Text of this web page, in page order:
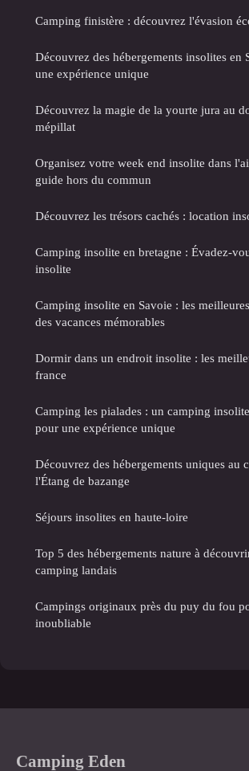
Camping finistère : découvrez l'évasion
Découvrez des hébergements insolites en
une expérience unique
Découvrez la magie de la yourte jura au
mépillat
Organisez votre week end insolite dans
guide hors du commun
Découvrez les trésors cachés : location
Camping insolite en bretagne : Évadez-
insolite
Camping insolite en Savoie : les
des vacances mémorables
Dormir dans un endroit insolite : les
france
Camping les pialades : un camping
pour une expérience unique
Découvrez des hébergements uniques au
l'Étang de bazange
Séjours insolites en haute-loire
Top 5 des hébergements nature à
camping landais
Campings originaux près du puy du fou
inoubliable
Camping Eden